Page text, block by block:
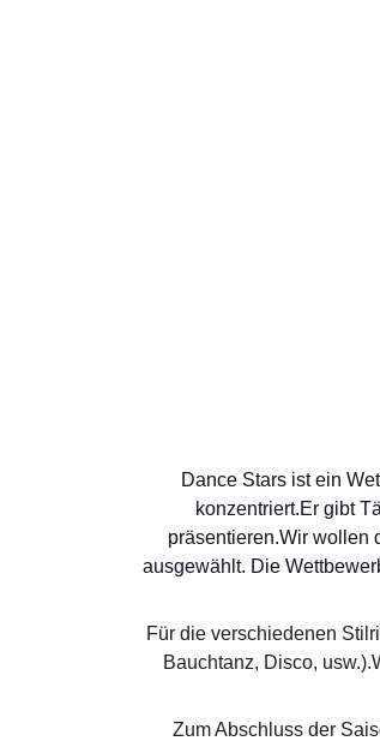
Dance Stars ist ein
konzentriert.Er gibt
präsentieren.Wir wollen
ausgewählt. Die
Für die verschiedenen
Bauchtanz, Disco,
Zum Abschluss der